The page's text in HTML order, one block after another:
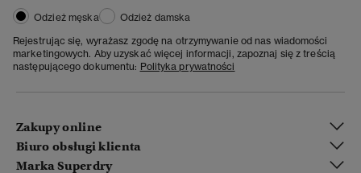
Odzież męska
Odzież damska
Rejestrując się, wyrażasz zgodę na otrzymywanie od nas wiadomości
marketingowych. Aby uzyskać więcej informacji, zapoznaj się z treścią
następującego dokumentu: Polityka prywatności
Zakupy online
Biuro obsługi klienta
Marka Superdry